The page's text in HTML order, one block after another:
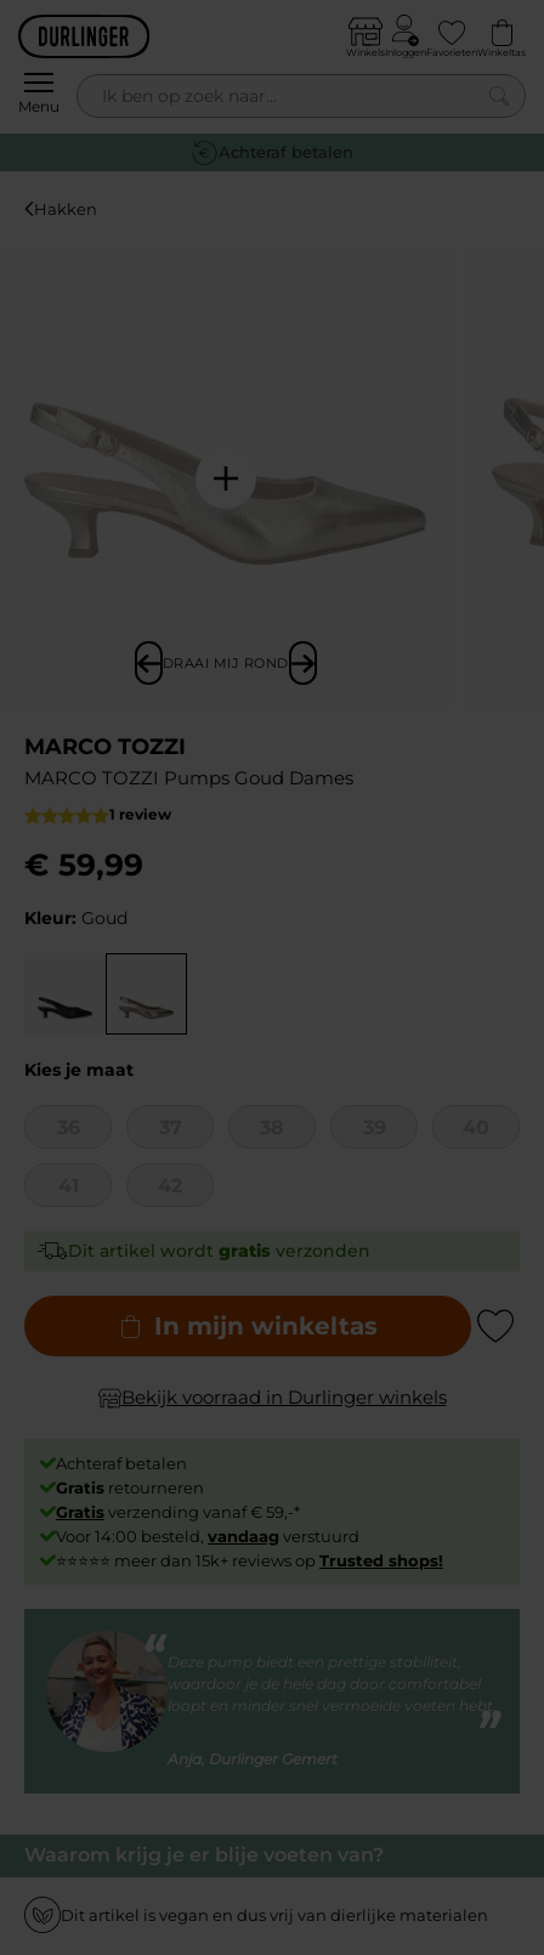
Skip to content
Menu
WinkelsInloggenFavorietenWinkeltas
0
Achteraf betalen
Hakken
DRAAI MIJ ROND
Waarom krijg je er blije voeten van?
Dit artikel is vegan en dus vrij van dierlijke materialen
MARCO TOZZI
MARCO TOZZI Pumps Goud Dames
1 review
€ 59,99
Kleur: Goud
Kies je maat
Dit artikel wordt gratis verzonden
In mijn winkeltas Add to
Bekijk voorraad in Durlinger winkels
Achteraf betalen
Gratis retourneren
Gratisverzending vanaf € 59,-*
Voor 14:00 besteld, vandaag verstuurd
⭐⭐⭐⭐⭐ meer dan 15k+ reviews op Trusted shops!
Deze pump biedt een prettige stabiliteit,
waardoor je de hele dag door comfortabel
loopt en minder snel vermoeide voeten hebt.
Anja, Durlinger Gemert